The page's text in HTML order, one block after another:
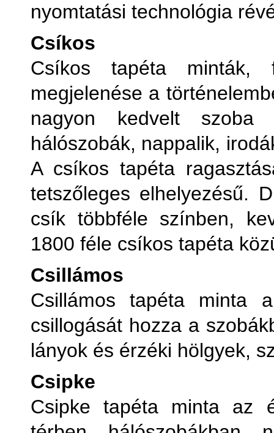
nyomtatási technológia
Csíkos
Csíkos tapéta minták,
megjelenése a
nagyon kedvelt szoba
hálószobák, nappalik,
A csíkos tapéta
tetszőleges elhelyezésű.
csík többféle színben,
1800 féle csíkos tapéta
Csillámos
Csillámos tapéta minta
csillogását hozza a
lányok és érzéki hölgyek,
Csipke
Csipke tapéta minta az